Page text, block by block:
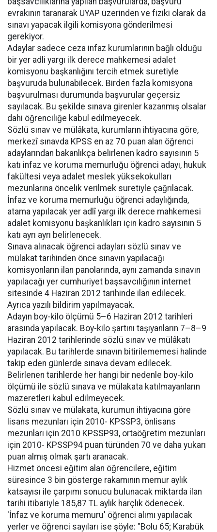
evrakının taranarak UYAP üzerinden ve fiziki olarak da
sınavı yapacak ilgili komisyona gönderilmesi
gerekiyor.
Adaylar sadece ceza infaz kurumlarının bağlı olduğu
bir yer adli yargı ilk derece mahkemesi adalet
komisyonu başkanlığını tercih etmek suretiyle
başvuruda bulunabilecek. Birden fazla komisyona
başvurulması durumunda başvurular geçersiz
sayılacak. Bu şekilde sınava girenler kazanmış olsalar
dahi öğrenciliğe kabul edilmeyecek.
Sözlü sınav ve mülâkata, kurumların ihtiyacına göre,
merkezî sınavda KPSS en az 70 puan alan öğrenci
adaylarından bakanlıkça belirlenen kadro sayısının 5
katı infaz ve koruma memurluğu öğrenci adayı, hukuk
fakültesi veya adalet meslek yüksekokulları
mezunlarına öncelik verilmek suretiyle çağrılacak.
İnfaz ve koruma memurluğu öğrenci adaylığında,
atama yapılacak yer adlî yargı ilk derece mahkemesi
adalet komisyonu başkanlıkları için kadro sayısının 5
katı ayrı ayrı belirlenecek.
Sınava alınacak öğrenci adayları sözlü sınav ve
mülakat tarihinden önce sınavın yapılacağı
komisyonların ilan panolarında, aynı zamanda sınavın
yapılacağı yer cumhuriyet başsavcılığının internet
sitesinde 4 Haziran 2012 tarihinde ilan edilecek.
Ayrıca yazılı bildirim yapılmayacak.
Adayın boy-kilo ölçümü 5–6 Haziran 2012 tarihleri
arasında yapılacak. Boy-kilo şartını taşıyanların 7–8–9
Haziran 2012 tarihlerinde sözlü sınav ve mülâkatı
yapılacak. Bu tarihlerde sınavın bitirilememesi halinde
takip eden günlerde sınava devam edilecek.
Belirlenen tarihlerde her hangi bir nedenle boy-kilo
ölçümü ile sözlü sınava ve mülakata katılmayanların
mazeretleri kabul edilmeyecek.
Sözlü sınav ve mülakata, kurumun ihtiyacına göre
lisans mezunları için 2010- KPSSP3, önlisans
mezunları için 2010 KPSSP93, ortaöğretim mezunları
için 2010- KPSSP94 puan türünden 70 ve daha yukarı
puan almış olmak şartı aranacak.
Hizmet öncesi eğitim alan öğrencilere, eğitim
süresince 3 bin gösterge rakamının memur aylık
katsayısı ile çarpımı sonucu bulunacak miktarda ilan
tarihi itibariyle 185,87 TL aylık harçlık ödenecek.
'İnfaz ve koruma memuru' öğrenci alımı yapılacak
yerler ve öğrenci sayıları ise şöyle: "Bolu 65; Karabük